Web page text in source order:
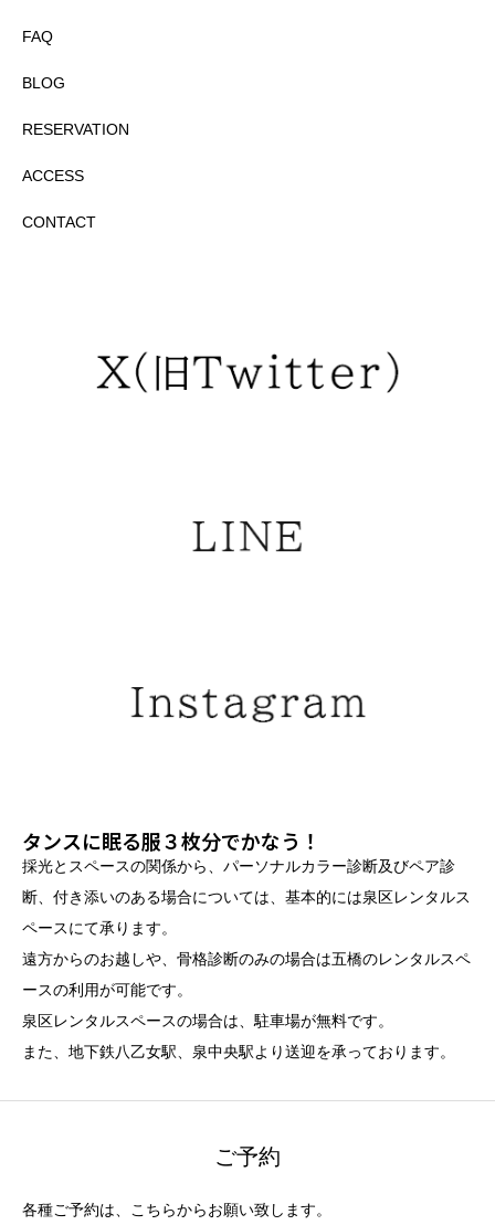
FAQ
BLOG
RESERVATION
ACCESS
CONTACT
タンスに眠る服３枚分でかなう！
採光とスペースの関係から、パーソナルカラー診断及びペア診
断、付き添いのある場合については、基本的には泉区レンタルス
ペースにて承ります。
遠方からのお越しや、骨格診断のみの場合は五橋のレンタルスペ
ースの利用が可能です。
泉区レンタルスペースの場合は、駐車場が無料です。
また、地下鉄八乙女駅、泉中央駅より送迎を承っております。
ご予約
各種ご予約は、こちらからお願い致します。